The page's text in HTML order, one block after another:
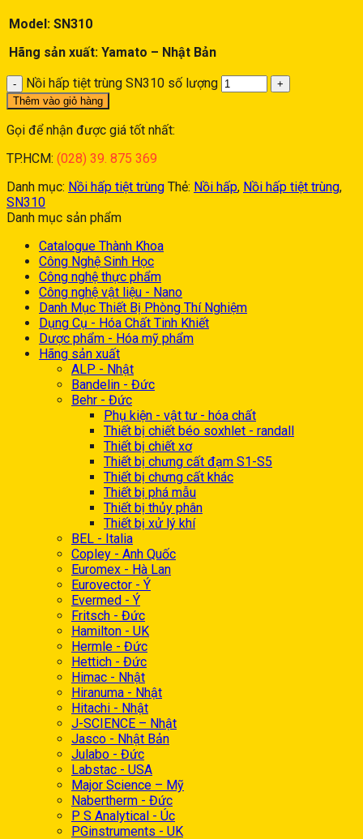
Model: SN310
Hãng sản xuất: Yamato – Nhật Bản
Nồi hấp tiệt trùng SN310 số lượng
Thêm vào giỏ hàng
Gọi để nhận được giá tốt nhất:
TP.HCM: (028) 39. 875 369
Danh mục: Nồi hấp tiệt trùng Thẻ: Nồi hấp, Nồi hấp tiệt trùng,
SN310
Danh mục sản phẩm
Catalogue Thành Khoa
Công Nghệ Sinh Học
Công nghệ thực phẩm
Công nghệ vật liệu - Nano
Danh Mục Thiết Bị Phòng Thí Nghiệm
Dụng Cụ - Hóa Chất Tinh Khiết
Dược phẩm - Hóa mỹ phẩm
Hãng sản xuất
ALP - Nhật
Bandelin - Đức
Behr - Đức
Phụ kiện - vật tư - hóa chất
Thiết bị chiết béo soxhlet - randall
Thiết bị chiết xơ
Thiết bị chưng cất đạm S1-S5
Thiết bị chưng cất khác
Thiết bị phá mẫu
Thiết bị thủy phân
Thiết bị xử lý khí
BEL - Italia
Copley - Anh Quốc
Euromex - Hà Lan
Eurovector - Ý
Evermed - Ý
Fritsch - Đức
Hamilton - UK
Hermle - Đức
Hettich - Đức
Himac - Nhật
Hiranuma - Nhật
Hitachi - Nhật
J-SCIENCE – Nhật
Jasco - Nhật Bản
Julabo - Đức
Labstac - USA
Major Science – Mỹ
Nabertherm - Đức
P S Analytical - Úc
PGinstruments - UK